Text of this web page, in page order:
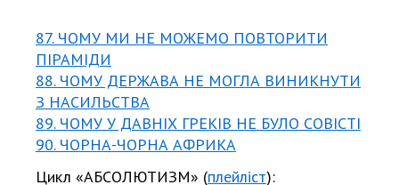
87. ЧОМУ МИ НЕ МОЖЕМО ПОВТОРИТИ
ПІРАМІДИ
88. ЧОМУ ДЕРЖАВА НЕ МОГЛА ВИНИКНУТИ
З НАСИЛЬСТВА
89. ЧОМУ У ДАВНІХ ГРЕКІВ НЕ БУЛО СОВІСТІ
90. ЧОРНА-ЧОРНА АФРИКА
Цикл «АБСОЛЮТИЗМ» (плейліст):